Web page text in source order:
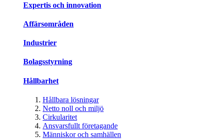
Expertis och innovation
Affärsområden
Industrier
Bolagsstyrning
Hållbarhet
Hållbara lösningar
Netto noll och miljö
Cirkularitet
Ansvarsfullt företagande
Människor och samhällen